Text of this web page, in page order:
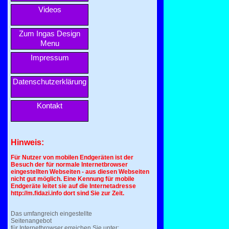
Videos
Zum Ingas Design
Menu
Impressum
Datenschutzerklärung
Kontakt
Hinweis:
Für Nutzer von mobilen Endgeräten ist der
Besuch der für normale Internetbrowser
eingestellten Webseiten - aus diesen Webseiten
nicht gut möglich. Eine Kennung für mobile
Endgeräte leitet sie auf die Internetadresse
http://m.fidazi.info dort sind Sie zur Zeit.
Das umfangreich eingestellte
Seitenangebot